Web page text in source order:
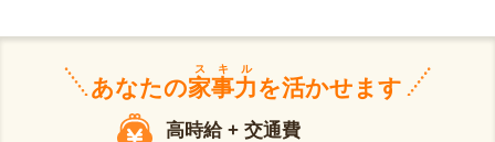
あなたの家事力
スキル
を活かせます
高時給 + 交通費